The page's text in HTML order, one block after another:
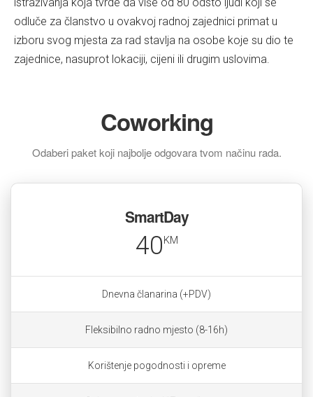
odluče za članstvo u ovakvoj radnoj zajednici primat u
izboru svog mjesta za rad stavlja na osobe koje su dio te
zajednice, nasuprot lokaciji, cijeni ili drugim uslovima.
Coworking
Odaberi paket koji najbolje odgovara tvom načinu rada.
SmartDay
40KM
Dnevna članarina (+PDV)
Fleksibilno radno mjesto (8-16h)
Korištenje pogodnosti i opreme